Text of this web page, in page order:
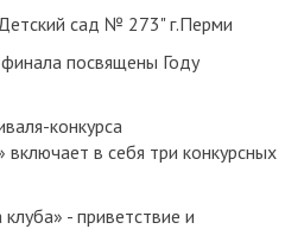
сад № 273" г.Перми
посвящены Году
конкурса
в себя три конкурсных
- приветствие и